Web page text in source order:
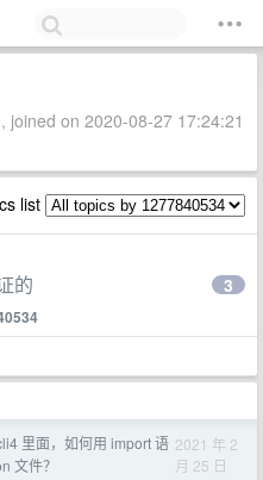
joined on 2020-08-27 17:24:21
list
的 3
里面，如何用 import 语
文件？
2021 年 2
月 25 日